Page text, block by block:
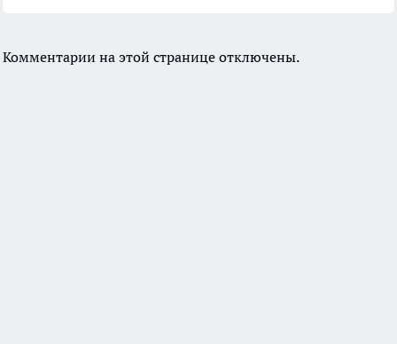
Комментарии на этой странице отключены.